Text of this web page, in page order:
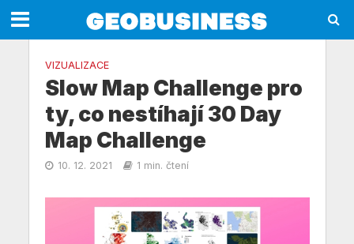
VIZUALIZACE
Slow Map Challenge pro
ty, co nestíhají 30 Day
Map Challenge
10. 12. 2021 1 min. čtení